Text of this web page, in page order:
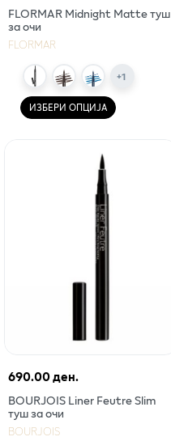
FLORMAR Midnight Matte туш
за очи
FLORMAR
+1
ИЗБЕРИ ОПЦИЈА
690.00 ден.
BOURJOIS Liner Feutre Slim
туш за очи
BOURJOIS